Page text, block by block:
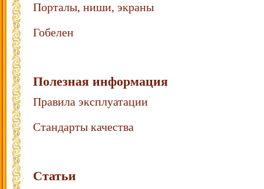
Порталы, ниши, экраны
Гобелен
Полезная информация
Правила эксплуатации
Стандарты качества
Статьи